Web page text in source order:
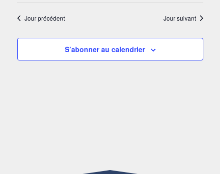
Jour précédent Jour suivant
S’abonner au calendrier